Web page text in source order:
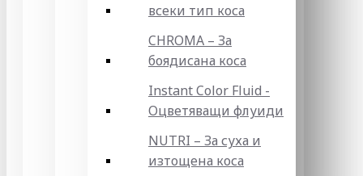
всеки тип коса
CHROMA – За
боядисана коса
Instant Color Fluid -
Оцветяващи флуиди
NUTRI – За суха и
изтощена коса